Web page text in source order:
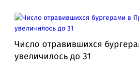
Число отравившихся
увеличилось до 31